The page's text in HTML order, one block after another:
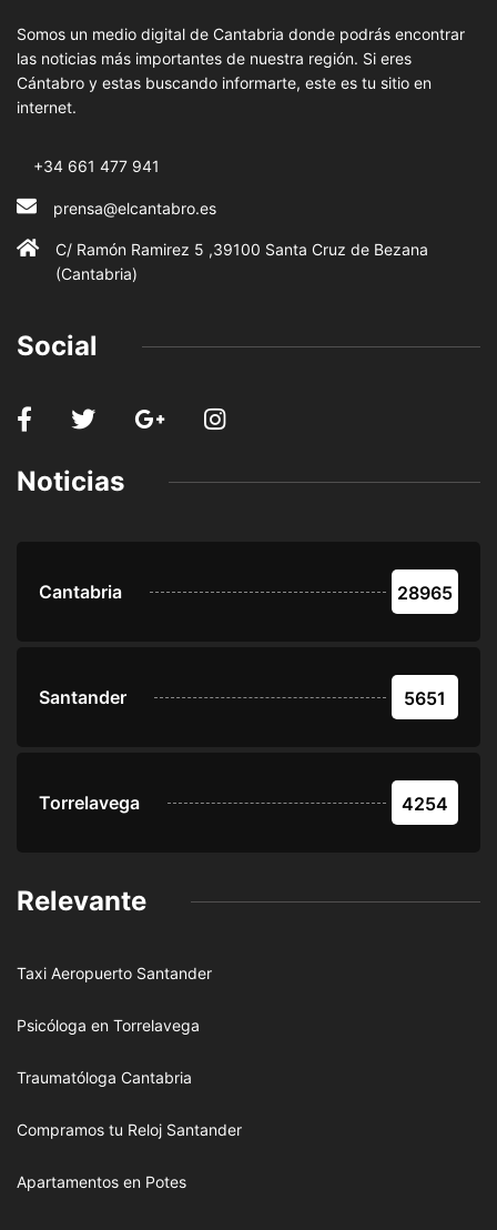
Somos un medio digital de Cantabria donde podrás encontrar
las noticias más importantes de nuestra región. Si eres
Cántabro y estas buscando informarte, este es tu sitio en
internet.
+34 661 477 941
prensa@elcantabro.es
C/ Ramón Ramirez 5 ,39100 Santa Cruz de Bezana
(Cantabria)
Social
Noticias
Cantabria 28965
Santander 5651
Torrelavega 4254
Relevante
Taxi Aeropuerto Santander
Psicóloga en Torrelavega
Traumatóloga Cantabria
Compramos tu Reloj Santander
Apartamentos en Potes